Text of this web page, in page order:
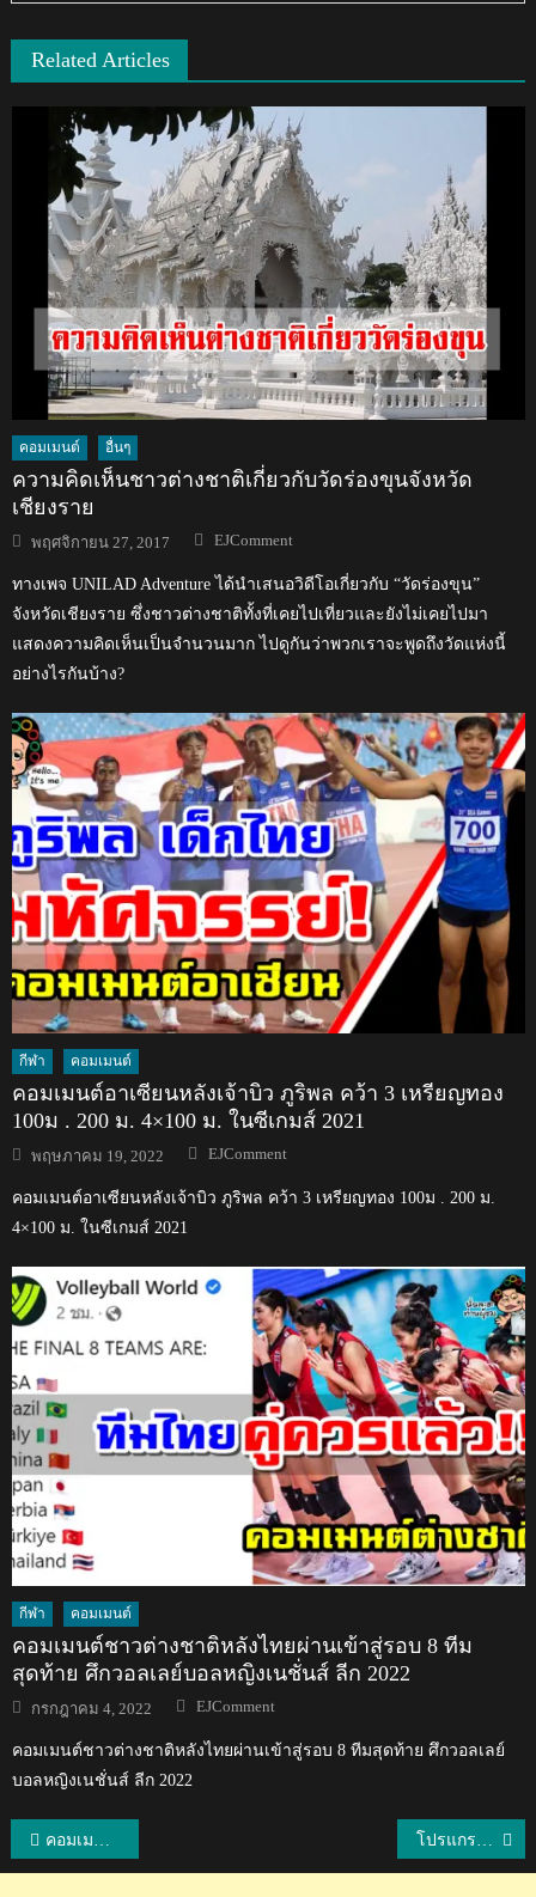
Related Articles
คอมเมนต์ อื่นๆ
ความคิดเห็นชาวต่างชาติเกี่ยวกับวัดร่องขุนจังหวัด
เชียงราย
Posted
on
พฤศจิกายน 27, 2017 Author
EJComment
ทางเพจ UNILAD Adventure ได้นำเสนอวิดีโอเกี่ยวกับ “วัดร่องขุน”
จังหวัดเชียงราย ซึ่งชาวต่างชาติทั้งที่เคยไปเที่ยวและยังไม่เคยไปมา
แสดงความคิดเห็นเป็นจำนวนมาก ไปดูกันว่าพวกเราจะพูดถึงวัดแห่งนี้
อย่างไรกันบ้าง?
กีฬา คอมเมนต์
คอมเมนต์อาเซียนหลังเจ้าบิว ภูริพล คว้า 3 เหรียญทอง
100ม . 200 ม. 4×100 ม. ในซีเกมส์ 2021
Posted
on
พฤษภาคม 19, 2022 Author
EJComment
คอมเมนต์อาเซียนหลังเจ้าบิว ภูริพล คว้า 3 เหรียญทอง 100ม . 200 ม.
4×100 ม. ในซีเกมส์ 2021
กีฬา คอมเมนต์
คอมเมนต์ชาวต่างชาติหลังไทยผ่านเข้าสู่รอบ 8 ทีม
สุดท้าย ศึกวอลเลย์บอลหญิงเนชั่นส์ ลีก 2022
Posted
on
กรกฎาคม 4, 2022 Author
EJComment
คอมเมนต์ชาวต่างชาติหลังไทยผ่านเข้าสู่รอบ 8 ทีมสุดท้าย ศึกวอลเลย์
บอลหญิงเนชั่นส์ ลีก 2022
แนะแนว
คอมเมนต์เวียดนาม หลังโค้ชอ๊อดตั้งเป้าพาไทยติดท็อป 10 ของโลกและคว้าตั๋วโอลิมปิกเป็นครั้งแรก โปรแกรมฟุตบอลอุ่นเครื่อง International Exhibition Matches ของทีมชาติไทย